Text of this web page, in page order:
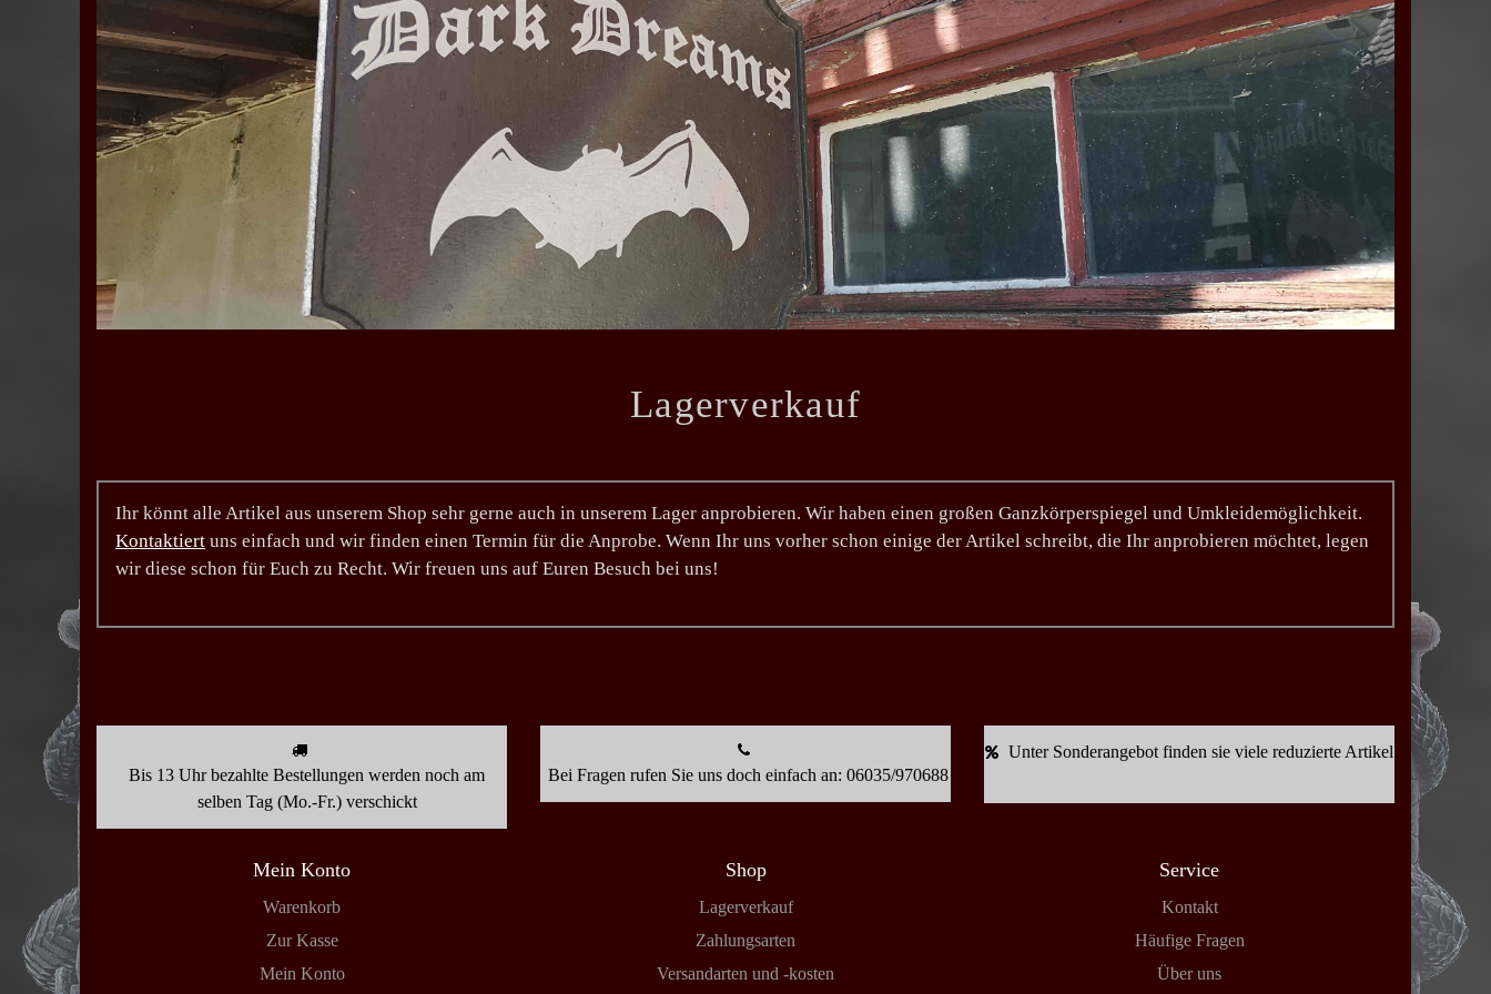
Lagerverkauf
Ihr könnt alle Artikel aus unserem Shop sehr gerne auch in unserem Lager anprobieren. Wir haben einen großen Ganzkörperspiegel und Umkleidemöglichkeit.
Kontaktiert uns einfach und wir finden einen Termin für die Anprobe. Wenn Ihr uns vorher schon einige der Artikel schreibt, die Ihr anprobieren möchtet, legen
wir diese schon für Euch zu Recht. Wir freuen uns auf Euren Besuch bei uns!
Bis 13 Uhr bezahlte Bestellungen werden noch am
selben Tag (Mo.-Fr.) verschickt
Bei Fragen rufen Sie uns doch einfach an: 06035/970688
Unter Sonderangebot finden sie viele reduzierte Artikel
Mein Konto
Warenkorb
Zur Kasse
Mein Konto
Shop
Lagerverkauf
Zahlungsarten
Versandarten und -kosten
Service
Kontakt
Häufige Fragen
Über uns